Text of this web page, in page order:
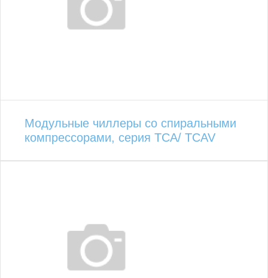
Модульные чиллеры со спиральными
компрессорами, серия TCA/ TCAV